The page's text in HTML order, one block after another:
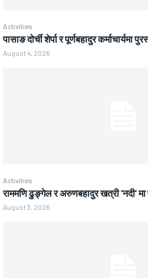
Activities
पासाङ दोर्ची शेर्पा र पूर्णबहादुर कर्माचार्यमा
August 4, 2026
Activities
राममणि ढुङ्गेल र अरुणबहादुर खत्री ‘नदी’
August 3, 2026